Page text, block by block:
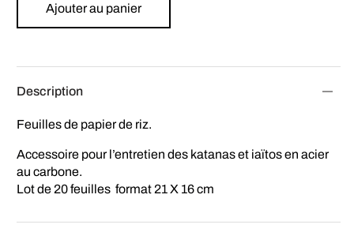
Ajouter au panier
Description
Feuilles de papier de riz.
Accessoire pour l’entretien des katanas et iaïtos en acier
au carbone.
Lot de 20 feuilles format 21 X 16 cm